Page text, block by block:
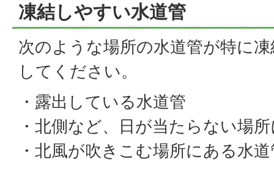
凍結しやすい水道管
次のような場所の水道管が特に
してください。
・露出している水道管
・北側など、日が当たらない場
・北風が吹きこむ場所にある水